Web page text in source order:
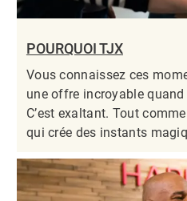
POURQUOI TJX
Vous connaissez ces
une offre incroyable quand
C’est exaltant. Tout
qui crée des instants